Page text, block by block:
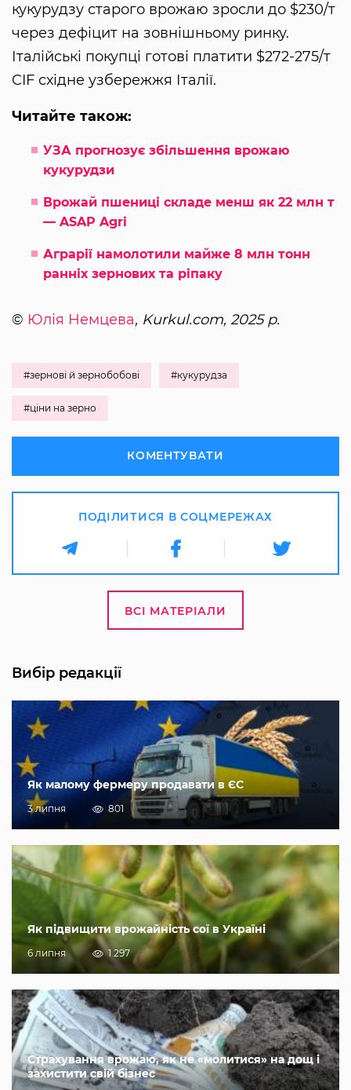
кукурудзу старого врожаю зросли до $230/т
через дефіцит на зовнішньому ринку.
Італійські покупці готові платити $272-275/т
CIF східне узбережжя Італії.
Читайте також:
УЗА прогнозує збільшення врожаю
кукурудзи
Врожай пшениці складе менш як 22 млн т
— ASAP Agri
Аграрії намолотили майже 8 млн тонн
ранніх зернових та ріпаку
© Юлія Немцева, Kurkul.com, 2025 р.
#зернові й зернобобові #кукурудза
#ціни на зерно
КОМЕНТУВАТИ
ПОДІЛИТИСЯ В СОЦМЕРЕЖАХ
ВСІ МАТЕРІАЛИ
Вибір редакції
Як малому фермеру продавати в ЄС
3 липня 801
Як підвищити врожайність сої в Україні
6 липня 1 297
Страхування врожаю, як не «молитися» на дощ і
захистити свій бізнес